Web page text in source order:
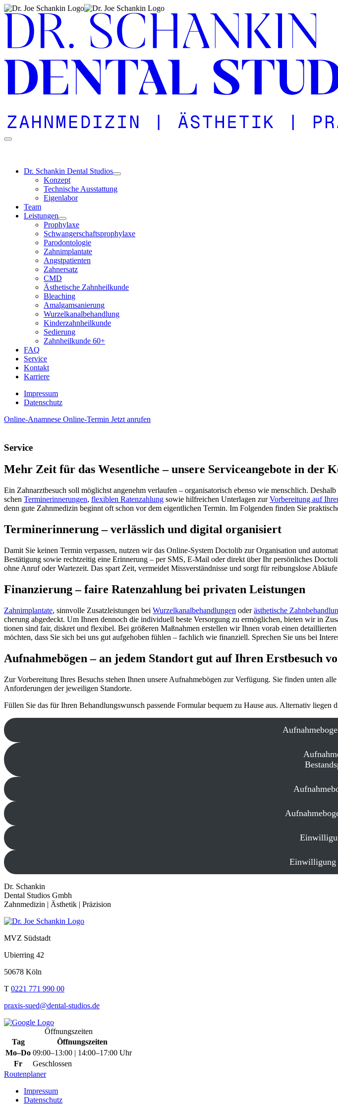
Zu
springen
Dr. Schankin Dental Studios
Konzept
Technische Ausstattung
Eigen­labor
Team
Leistungen
Prophy­laxe
Schwanger­schafts­prophylaxe
Paro­donto­logie
Zahn­implantate
Angst­patienten
Zahn­ersatz
CMD
Ästhetische Zahn­heilkunde
Bleaching
Amalgam­sanierung
Wurzel­kanal­behandlung
Kinder­zahn­heilkunde
Sedierung
Zahn­heilkunde 60+
FAQ
Service
Kontakt
Karriere
Impressum
Daten­schutz
Online-Anamnese Online-Termin Jetzt anrufen
Service
Mehr Zeit für das Wesentliche – unsere Service­angebote in der
Ein Zahn­arzt­be­such soll möglichst ange­nehm verlaufen – orga­ni­sa­to­risch ebenso wie mensch­lich.
schen Termin­er­in­ne­rungen, flexi­blen Raten­zahlung sowie hilf­rei­chen Unter­lagen zurVorbe­rei­tung auf
denn gute Zahn­medizin beginnt oft schon vor dem eigent­li­chen Termin. Im Folgenden finden Sie
Termin­erinnerung – verläss­lich und digital orga­ni­siert
Damit Sie keinen Termin verpassen, nutzen wir das Online-System Doctolib zur Orga­ni­sa­tion und
Bestä­ti­gung sowie recht­zeitig eine Erin­ne­rung – per SMS, E‑Mail oder direkt über Ihr persön­li­ches
ohne Anruf oder Warte­zeit. Das spart Zeit, vermeidet Miss­ver­ständ­nisse und sorgt für reibungs­lose
Finan­zie­rung – faire Raten­zahlung bei privaten Leistungen
Zahn­implantate, sinn­volle Zusatz­leis­tungen bei Wurzel­ka­nal­be­hand­lungen oderästhetische
che­rung abge­deckt. Um Ihnen dennoch die indi­vi­duell beste Versor­gung zu ermög­li­chen, bieten wir in
tionen sind fair, diskret und flexibel. Bei größeren Maßnahmen erstellen wir Ihnen vorab einen
möchten, dass Sie sich bei uns gut aufge­hoben fühlen – fach­lich wie finan­ziell. Spre­chen Sie uns bei
Aufnahme­bögen – an jedem Standort gut auf Ihren Erst­besuch
Zur Vorbe­rei­tung Ihres Besuchs stehen Ihnen unsere Aufnahme­bögen zur Verfü­gung. Sie finden unten
Anfor­de­rungen der jewei­ligen Stand­orte.
Füllen Sie das für Ihren Behand­lungs­wunsch passende Formular bequem zu Hause aus. Alter­nativ
Dr. Schankin
Dental Studios Gmbh
Zahn­medizin | Ästhetik | Präzi­sion
MVZ Südstadt
Ubier­ring 42
50678 Köln
T 0221 771 990 00
praxis-sued​@dental-studios.de
Öffnungszeiten
Tag
Öffnungszeiten
Mo–Do 09:00–13:00 | 14:00–17:00 Uhr
Fr
Geschlossen
Routenplaner
Impressum
Daten­schutz